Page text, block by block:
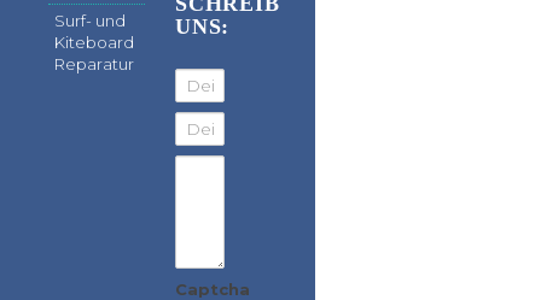
Surf- und
Kiteboard
Reparatur
UNS:
Dein Name
Deine Email Adresse
Captcha